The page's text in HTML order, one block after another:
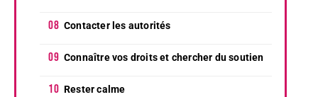
Contacter les autorités
Connaître vos droits et chercher du soutien
Rester calme